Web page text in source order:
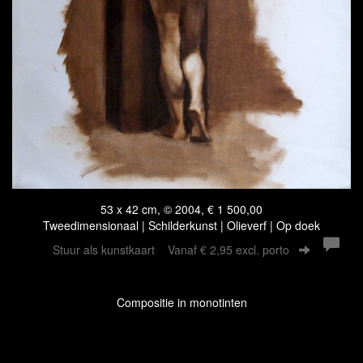
53 x 42 cm, © 2004, € 1 500,00
Tweedimensionaal | Schilderkunst | Olieverf | Op doek
Stuur als kunstkaart Vanaf € 2,95 excl. porto
Compositie in monotinten